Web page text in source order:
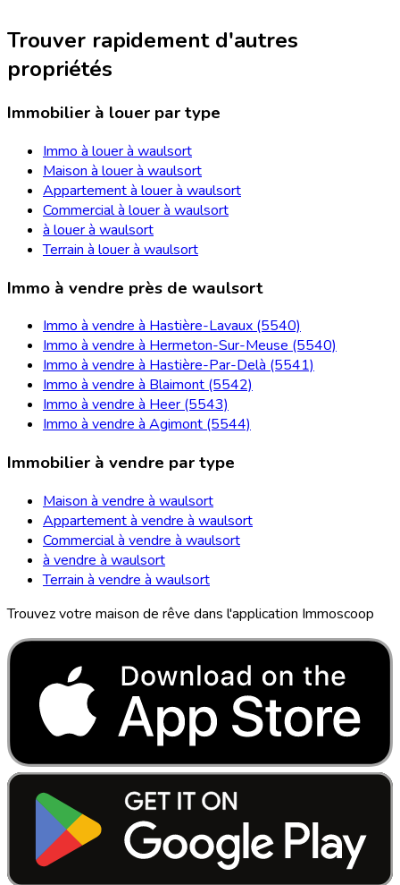
Trouver rapidement d'autres
propriétés
Immobilier à louer par type
Immo à louer à waulsort
Maison à louer à waulsort
Appartement à louer à waulsort
Commercial à louer à waulsort
à louer à waulsort
Terrain à louer à waulsort
Immo à vendre près de waulsort
Immo à vendre à Hastière-Lavaux (5540)
Immo à vendre à Hermeton-Sur-Meuse (5540)
Immo à vendre à Hastière-Par-Delà (5541)
Immo à vendre à Blaimont (5542)
Immo à vendre à Heer (5543)
Immo à vendre à Agimont (5544)
Immobilier à vendre par type
Maison à vendre à waulsort
Appartement à vendre à waulsort
Commercial à vendre à waulsort
à vendre à waulsort
Terrain à vendre à waulsort
Trouvez votre maison de rêve dans l'application Immoscoop